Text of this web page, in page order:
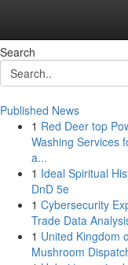
Search
Published News
1 Red Deer top
Washing Services
a...
1 Ideal Spiritual
DnD 5e
1 Cybersecurity
Trade Data
1 United Kingdom
Mushroom